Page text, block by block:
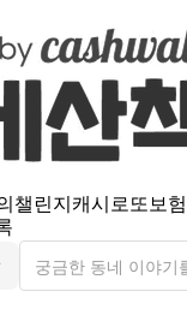
챌린지캐시로또보험